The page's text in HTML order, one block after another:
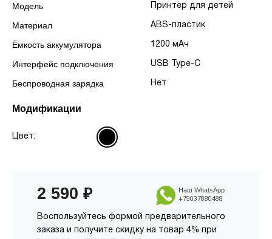
Модель Принтер для детей
Материал ABS-пластик
Ёмкость аккумулятора 1200 мАч
Интерфейс подключения USB Type-C
Беспроводная зарядка Нет
Модификации
Цвет:
2 590 ₽
Воспользуйтесь формой предварительного
заказа и получите скидку на товар 4% при
Наш WhatsApp
+79037880488